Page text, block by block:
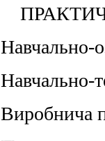
Навчально-
Навчально-
Виробнича